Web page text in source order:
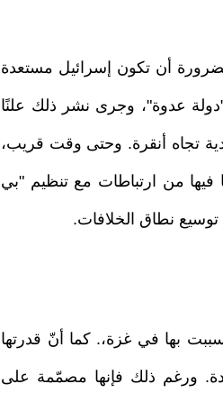
بضرورة أن تكون إسرائيل مستعدة
عدوة"، وجرى نشر ذلك علنًا
تجاه أنقرة. وحتى وقت قريب،
فيها من ارتباطات مع تنظيم "بي
توسيع نطاق الخلافات.
بها في غزة،. كما أنّ قدرتها
ورغم ذلك فإنها مصمّمة على